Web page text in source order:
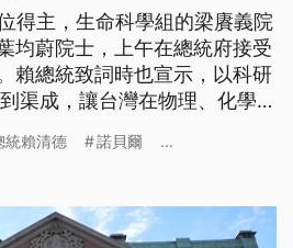
得主，生命科學組的梁賡義院
均蔚院士，上午在總統府接受
賴總統致詞時也宣示，以科研
渠成，讓台灣在物理、化學、
統賴清德 諾貝爾 ...